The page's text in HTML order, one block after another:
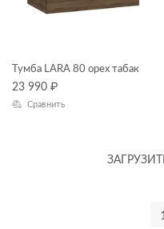
Тумба LARA 80 орех табак
23 990 ₽
Сравнить
1